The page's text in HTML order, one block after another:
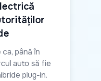
până în
auto să fie
plug-in.